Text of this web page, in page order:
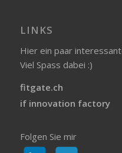
LINKS
Hier ein paar
Viel Spass dabei :)
fitgate.ch
if innovation factory
Folgen Sie mir